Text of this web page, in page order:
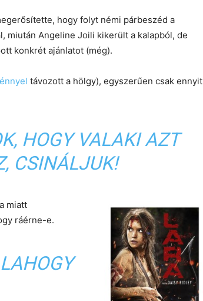
hogy folyt némi párbeszéd a
miután Angeline Joili kikerült a kalapból, de
konkrét ajánlatot (még).
távozott a hölgy), egyszerűen csak ennyit
HOGY VALAKI AZT
CSINÁLJUK!
miatt
ráérne-e.